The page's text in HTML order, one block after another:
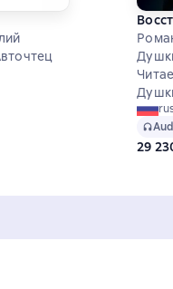
0 на основе 0 оценок
29